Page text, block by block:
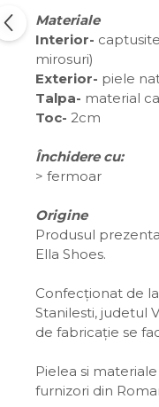
Materiale
Interior-
mirosuri)
Exterior- piele
Talpa- material
Toc- 2cm
Închidere cu:
> fermoar
Origine
Produsul
Ella Shoes.
Confecționat de
Stanilesti, judetul
de fabricație se
Pielea si
furnizori din